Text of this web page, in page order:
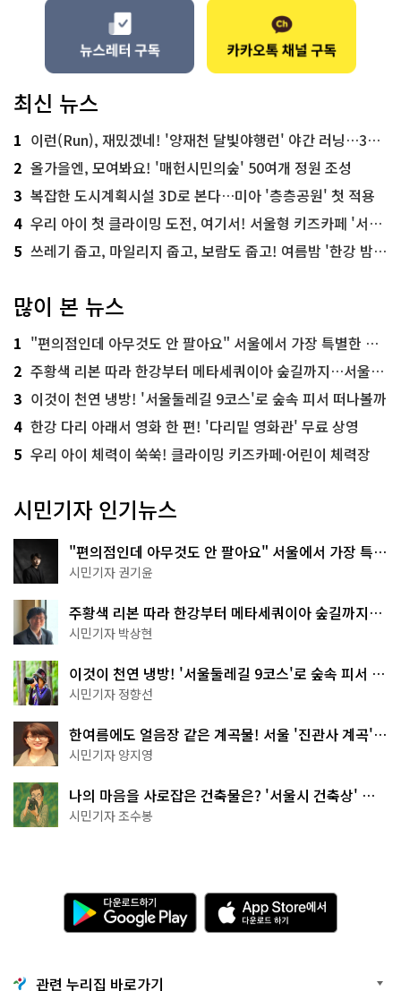
최신 뉴스
1 이런(Run), 재밌겠네! '양재천 달빛야행런' 야간 러닝…300명 모집
2 올가을엔, 모여봐요! '매헌시민의숲' 50여개 정원 조성
3 복잡한 도시계획시설 3D로 본다…미아 '층층공원' 첫 적용
4 우리 아이 첫 클라이밍 도전, 여기서! 서울형 키즈카페 '서울가족플라자점'
5 쓰레기 줍고, 마일리지 줍고, 보람도 줍고! 여름밤 '한강 밤마실 줍깅'
많이 본 뉴스
1 "편의점인데 아무것도 안 팔아요" 서울에서 가장 특별한 편의점의 정체
2 주황색 리본 따라 한강부터 메타세쿼이아 숲길까지…서울둘레길 15코스
3 이것이 천연 냉방! '서울둘레길 9코스'로 숲속 피서 떠나볼까
4 한강 다리 아래서 영화 한 편! '다리밑 영화관' 무료 상영
5 우리 아이 체력이 쑥쑥! 클라이밍 키즈카페·어린이 체력장
시민기자 인기뉴스
"편의점인데 아무것도 안 팔아요" 서울에서 가장 특별
한 편의점의 정체
시민기자 권기윤
주황색 리본 따라 한강부터 메타세쿼이아 숲길까지…
서울둘레길 15코스
시민기자 박상현
이것이 천연 냉방! '서울둘레길 9코스'로 숲속 피서 떠
나볼까
시민기자 정향선
한여름에도 얼음장 같은 계곡물! 서울 '진관사 계곡'이
천국이네~
시민기자 양지영
나의 마음을 사로잡은 건축물은? '서울시 건축상' 수
상작 공개!
시민기자 조수봉
다
운
로
기
A
p
p
관련 누리집 바로가기